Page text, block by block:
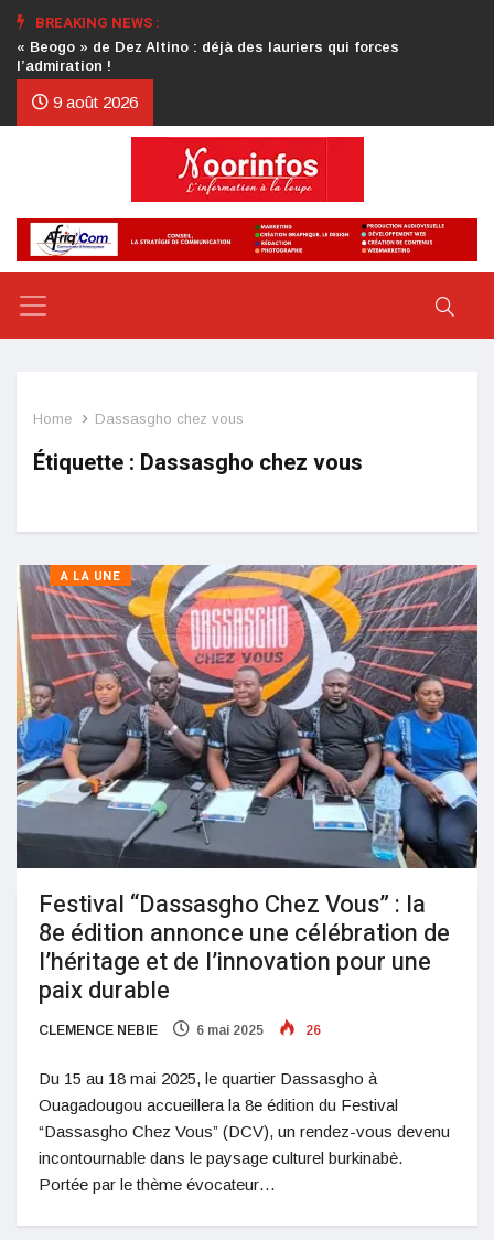
BREAKING NEWS :
Crise au CDP : l’authentification de la lettre du président
d’honneur toujours attendue
9 août 2026
Home Dassasgho chez vous
Étiquette : Dassasgho chez vous
A LA UNE
Festival “Dassasgho Chez Vous” : la
8e édition annonce une célébration de
l’héritage et de l’innovation pour une
paix durable
CLEMENCE NEBIE 6 mai 2025 26
Du 15 au 18 mai 2025, le quartier Dassasgho à
Ouagadougou accueillera la 8e édition du Festival
“Dassasgho Chez Vous” (DCV), un rendez-vous devenu
incontournable dans le paysage culturel burkinabè.
Portée par le thème évocateur…